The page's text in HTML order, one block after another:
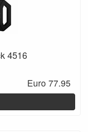
4516
Euro 77.95